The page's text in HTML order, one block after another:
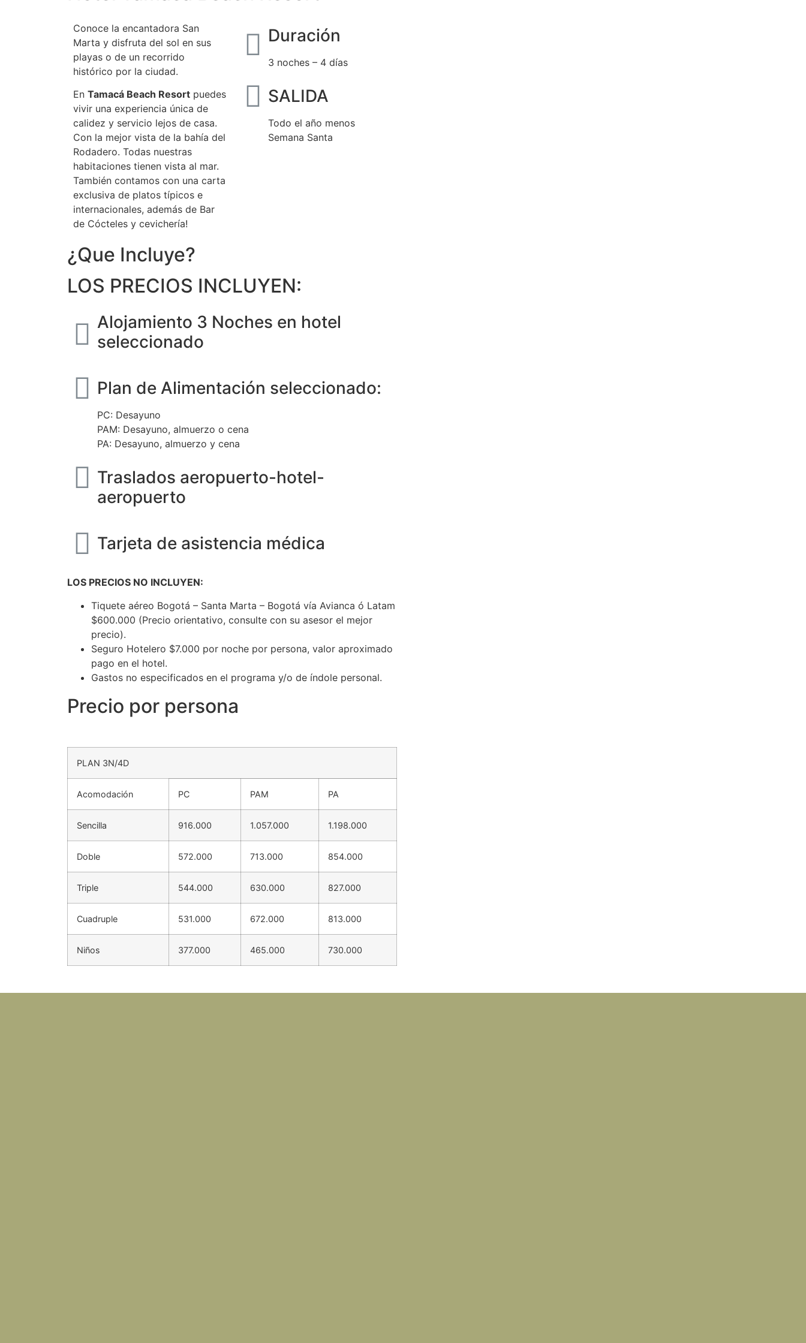
Conoce la encantadora San
Marta y disfruta del sol en sus
playas o de un recorrido
histórico por la ciudad.
En Tamacá Beach Resort puedes
vivir una experiencia única de
calidez y servicio lejos de casa.
Con la mejor vista de la bahía del
Rodadero. Todas nuestras
habitaciones tienen vista al mar.
También contamos con una carta
exclusiva de platos típicos e
internacionales, además de Bar
de Cócteles y cevichería!
Duración
3 noches – 4 días
SALIDA
Todo el año menos
Semana Santa
¿Que Incluye?
LOS PRECIOS INCLUYEN:
Alojamiento 3 Noches en hotel
seleccionado
Plan de Alimentación seleccionado:
PC: Desayuno
PAM: Desayuno, almuerzo o cena
PA: Desayuno, almuerzo y cena
Traslados aeropuerto-hotel-
aeropuerto
Tarjeta de asistencia médica
LOS PRECIOS NO INCLUYEN:
Tiquete aéreo Bogotá – Santa Marta – Bogotá vía Avianca ó Latam
$600.000 (Precio orientativo, consulte con su asesor el mejor
precio).
Seguro Hotelero $7.000 por noche por persona, valor aproximado
pago en el hotel.
Gastos no especificados en el programa y/o de índole personal.
Precio por persona
PLAN 3N/4D
Acomodación PC PAM PA
Sencilla 916.000 1.057.000 1.198.000
Doble 572.000 713.000 854.000
Triple 544.000 630.000 827.000
Cuadruple 531.000 672.000 813.000
Niños 377.000 465.000 730.000